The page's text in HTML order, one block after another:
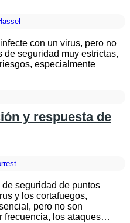
con un virus, pero no
seguridad muy estrictas,
especialmente
y respuesta de
seguridad de puntos
y los cortafuegos,
pero no son
frecuencia, los ataques…